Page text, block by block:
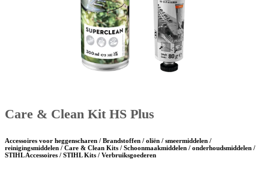
Care & Clean Kit HS Plus
Accessoires voor heggenscharen / Brandstoffen / oliën / smeermiddelen /
reinigingsmiddelen / Care & Clean Kits / Schoonmaakmiddelen / onderhoudsmiddelen /
STIHL Accessoires / STIHL Kits / Verbruiksgoederen